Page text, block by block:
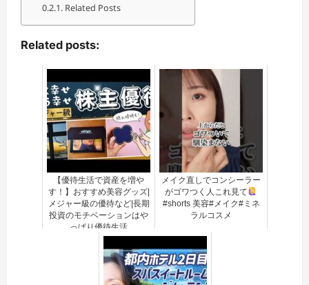
Related Posts
Related posts:
【優待生活で資産を増や
す！】おすすめ美容グッズ|
メジャー級の優待など|長期
投資のモチベーションはや
っぱり優待生活
メイク直しでコンシーラー
がゴワつく人これ見て
#shorts 美容#メイク#ミネ
ラルコスメ